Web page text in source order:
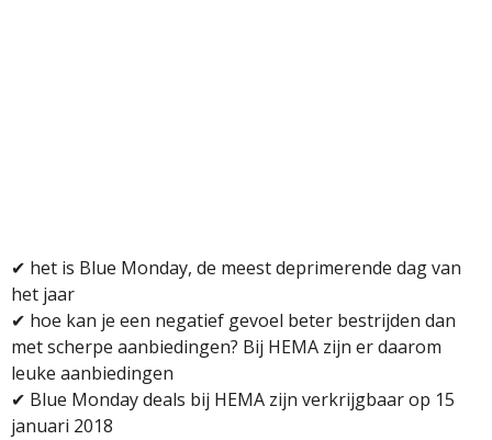
✔ het is Blue Monday, de meest deprimerende dag van
het jaar
✔ hoe kan je een negatief gevoel beter bestrijden dan
met scherpe aanbiedingen? Bij HEMA zijn er daarom
leuke aanbiedingen
✔ Blue Monday deals bij HEMA zijn verkrijgbaar op 15
januari 2018